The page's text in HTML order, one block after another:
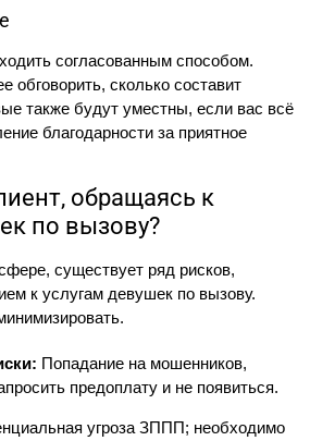
согласованным способом.
обговорить, сколько составит
также будут уместны, если вас всё
благодарности за приятное
обращаясь к
по вызову?
существует ряд рисков,
к услугам девушек по вызову.
Попадание на мошенников,
предоплату и не появиться.
угроза ЗППП; необходимо